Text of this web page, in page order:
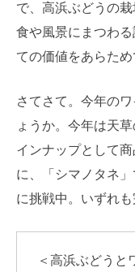
で、高浜ぶどうの
食や風景にまつわ
ての価値をあらため
さてさて。今年の
ょうか。今年は天
インナップとして
に、「シマノタネ
に挑戦中。いずれも
＜高浜ぶどうと